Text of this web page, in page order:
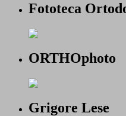
Fototeca
ORTHOphoto
Grigore Lese